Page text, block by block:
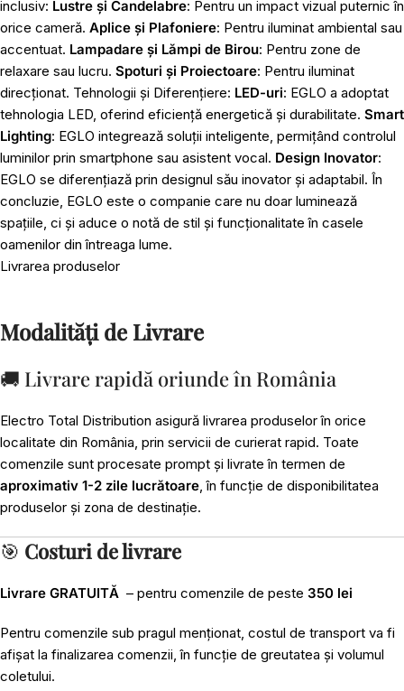
inclusiv: Lustre și Candelabre: Pentru un impact vizual puternic în
orice cameră. Aplice și Plafoniere: Pentru iluminat ambiental sau
accentuat. Lampadare și Lămpi de Birou: Pentru zone de
relaxare sau lucru. Spoturi și Proiectoare: Pentru iluminat
direcționat. Tehnologii și Diferențiere: LED-uri: EGLO a adoptat
tehnologia LED, oferind eficiență energetică și durabilitate. Smart
Lighting: EGLO integrează soluții inteligente, permițând controlul
luminilor prin smartphone sau asistent vocal. Design Inovator:
EGLO se diferențiază prin designul său inovator și adaptabil. În
concluzie, EGLO este o companie care nu doar luminează
spațiile, ci și aduce o notă de stil și funcționalitate în casele
oamenilor din întreaga lume.
Livrarea produselor
Modalități de Livrare
🚚 Livrare rapidă oriunde în România
Electro Total Distribution asigură livrarea produselor în orice
localitate din România, prin servicii de curierat rapid. Toate
comenzile sunt procesate prompt și livrate în termen de
aproximativ 1-2 zile lucrătoare, în funcție de disponibilitatea
produselor și zona de destinație.
🎯 Costuri de livrare
Livrare GRATUITĂ – pentru comenzile de peste 350 lei
Pentru comenzile sub pragul menționat, costul de transport va fi
afișat la finalizarea comenzii, în funcție de greutatea și volumul
coletului.